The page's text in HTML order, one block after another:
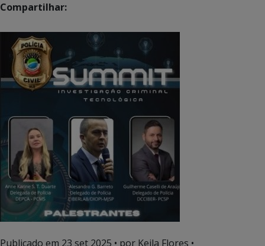
Compartilhar:
Publicado em 23 set 2025 • por Keila Flores •